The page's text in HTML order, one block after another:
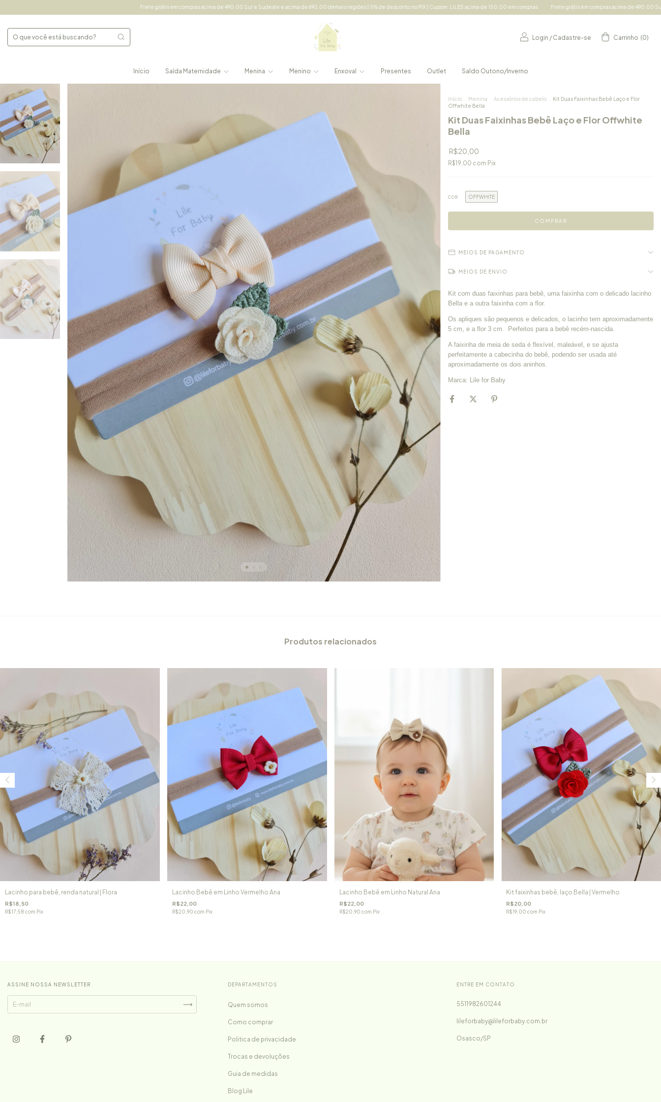
Frete grátis em compras acima de 490,00 Sul e Sudeste e acima de 690,00 demais regiões | 5% de desconto no PIX | Cupom: LILE5 acima de 150,00 em compras Frete grátis em compras acima de 490,00 Sul e Sudeste e acima
Login / Cadastre-se Carrinho (0)
Início Saída Maternidade Menina Menino Enxoval Presentes Outlet Saldo Outono/Inverno
Início Menina Acessórios de cabelo
Kit Duas Faixinhas Bebê Laço e Flor
Offwhite Bella
Kit Duas Faixinhas Bebê Laço e Flor Offwhite
Bella
R$20,00
R$19,00 com Pix
COR OFFWHITE
MEIOS DE PAGAMENTO
MEIOS DE ENVIO
Kit com duas faixinhas para bebê, uma faixinha com o delicado lacinho
Bella e a outra faixinha com a flor.
Os apliques são pequenos e delicados, o lacinho tem aproximadamente
5 cm, e a flor 3 cm. Perfeitos para a bebê recém-nascida.
A faixinha de meia de seda é flexível, maleável, e se ajusta
perfeitamente a cabecinha do bebê, podendo ser usada até
aproximadamente os dois aninhos.
Marca: Lile for Baby
Produtos relacionados
Lacinho para bebê, renda natural | Flora
R$18,50
R$17,58 com Pix
Lacinho Bebê em Linho Vermelho Ana
R$22,00
R$20,90 com Pix
Lacinho Bebê em Linho Natural Ana
R$22,00
R$20,90 com Pix
Kit faixinhas bebê, laço Bella | Vermelho
R$20,00
R$19,00com Pix
ASSINE NOSSA NEWSLETTER DEPARTAMENTOS
Quem somos
Como comprar
Politica de privacidade
Trocas e devoluções
Guia de medidas
Blog Lile
ENTRE EM CONTATO
5511982601244
lileforbaby@lileforbaby.com.br
Osasco/SP